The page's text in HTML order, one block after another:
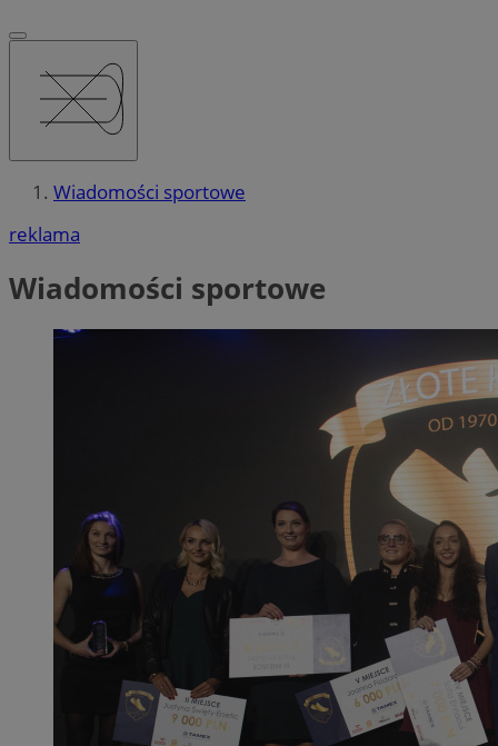
Wiadomości sportowe
reklama
Wiadomości sportowe